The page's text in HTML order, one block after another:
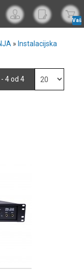
Vaša
» Instalacijska
4 od 4